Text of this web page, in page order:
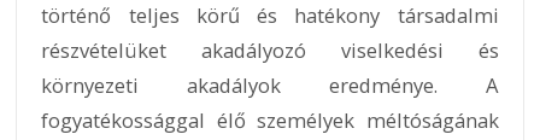
történő teljes körű és hatékony társadalmi
részvételüket akadályozó viselkedési és
környezeti akadályok eredménye. A
fogyatékossággal élő személyek méltóságának